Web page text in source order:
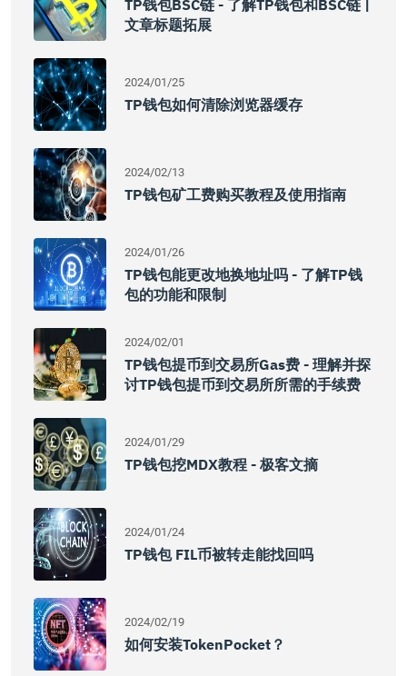
TP钱包BSC链 - 了解TP钱包和BSC链 |
文章标题拓展
2024/01/25
TP钱包如何清除浏览器缓存
2024/02/13
TP钱包矿工费购买教程及使用指南
2024/01/26
TP钱包能更改地换地址吗 - 了解TP钱
包的功能和限制
2024/02/01
TP钱包提币到交易所gas费 - 理解并探
讨TP钱包提币到交易所所需的手续费
2024/01/29
TP钱包挖MDX教程 - 极客文摘
2024/01/24
TP钱包 FIL币被转走能找回吗
2024/02/19
如何安装TokenPocket？